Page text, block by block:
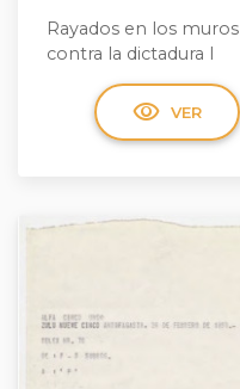
Rayados en los muros
contra la dictadura I
visibility VER